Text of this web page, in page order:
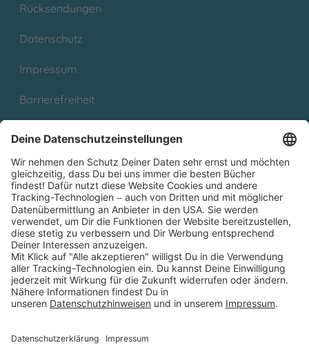
Rücksendungen
Datenschutz
Impressum
Barrierefreiheit
Partnerprogramm (Affiliate)
Folge uns auf
* Versandkostenfrei ab 9,00 € Bestellwert innerhalb
Deutschlands
** Lieferzeit 1-3 Werktage innerhalb Deutschlands
Thienemann-Esslinger Verlag GmbH, Blumenstraße 36, D-70182